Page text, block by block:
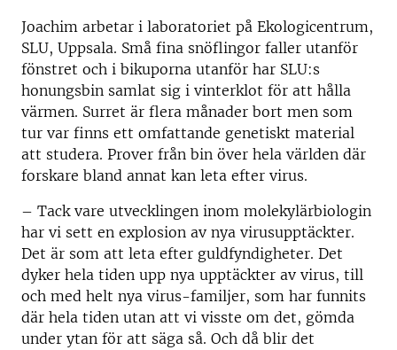
Joachim arbetar i laboratoriet på Ekologicentrum,
SLU, Uppsala. Små fina snöflingor faller utanför
fönstret och i bikuporna utanför har SLU:s
honungsbin samlat sig i vinterklot för att hålla
värmen. Surret är flera månader bort men som
tur var finns ett omfattande genetiskt material
att studera. Prover från bin över hela världen där
forskare bland annat kan leta efter virus.
– Tack vare utvecklingen inom molekylärbiologin
har vi sett en explosion av nya virusupptäckter.
Det är som att leta efter guldfyndigheter. Det
dyker hela tiden upp nya upptäckter av virus, till
och med helt nya virus-familjer, som har funnits
där hela tiden utan att vi visste om det, gömda
under ytan för att säga så. Och då blir det